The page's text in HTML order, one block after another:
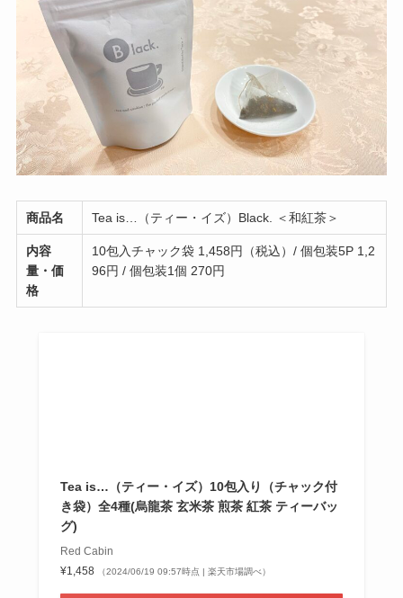
商品名 Tea is…（ティー・イズ）Black. ＜和紅茶＞
内容
量・価
格
10包入チャック袋 1,458円（税込）/ 個包装5P 1,2
96円 / 個包装1個 270円
Tea is…（ティー・イズ）10包入り（チャック付
き袋）全4種(烏龍茶 玄米茶 煎茶 紅茶 ティーバッ
グ)
Red Cabin
¥1,458
（2024/06/19 09:57時点 | 楽天市場調べ）